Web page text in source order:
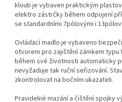
kloub je vybaven praktickým
elektro zástrčky během odpojení
se standardními 7pólovými i
Ovládací madlo je vybaveno
otvorem pro zajištění zámkem typu
během své životnosti automaticky
nevyžaduje tak ruční seřizování.
zkontrolovat na bočním ukazateli.
Pravidelné mazání a čištění spojky